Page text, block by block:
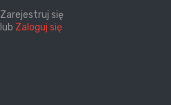
Zarejestruj się
lub Zaloguj się